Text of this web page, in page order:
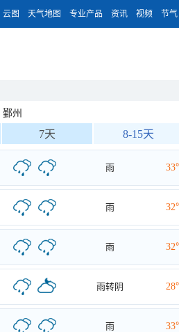
云图 天气地图 专业产品 资讯 视频 节气
鄞州
7天 8-15天
雨
雨
雨
雨转阴
雨